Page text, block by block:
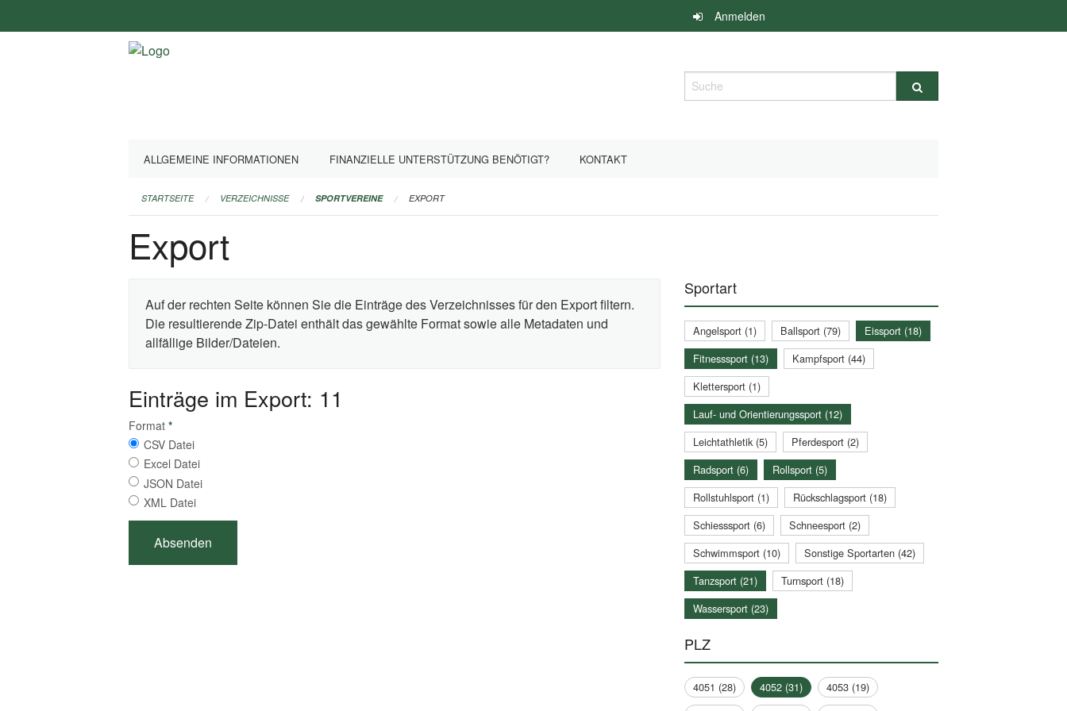
überspringen
Anmelden
Suche
ALLGEMEINE INFORMATIONEN FINANZIELLE UNTERSTÜTZUNG BENÖTIGT? KONTAKT
STARTSEITE VERZEICHNISSE SPORTVEREINE EXPORT
Export
Auf der rechten Seite können Sie die Einträge des Verzeichnisses für den Export filtern.
Die resultierende Zip-Datei enthält das gewählte Format sowie alle Metadaten und
allfällige Bilder/Dateien.
Einträge im Export: 11
Format *
CSV Datei
Excel Datei
JSON Datei
XML Datei
Sportart
Angelsport (1) Ballsport (79)
Eissport (18)
Fitnesssport (13)
Kampfsport (44)
Klettersport (1)
Lauf- und Orientierungssport (12)
Leichtathletik (5)
Pferdesport (2)
Radsport (6)
Rollsport (5)
Rollstuhlsport (1)
Rückschlagsport (18)
Schiesssport (6)
Schneesport (2)
Schwimmsport (10)
Sonstige Sportarten (42)
Tanzsport (21)
Turnsport (18)
Wassersport (23)
PLZ
4051 (28) 4052 (31)
4053 (19)